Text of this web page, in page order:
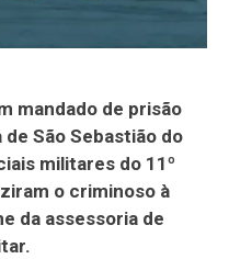
mandado de prisão
São Sebastião do
militares do 11º
o criminoso à
da assessoria de